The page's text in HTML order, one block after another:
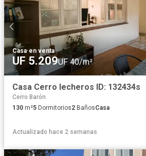
Casa·en venta
UF 5.209UF 40/m²
Casa Cerro lecheros ID: 132434s
Cerro Barón
130 m²5 Dormitorios2 BañosCasa
Actualizado hace 2 semanas